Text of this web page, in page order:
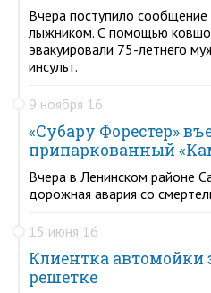
Вчера поступило
лыжником. С помощью
эвакуировали 75-летнего
инсульт.
9 ноября 16
«Субару Форестер»
припаркованный
Вчера в Ленинском районе
дорожная авария со
15 июня 16
Клиентка автомойки
решетке